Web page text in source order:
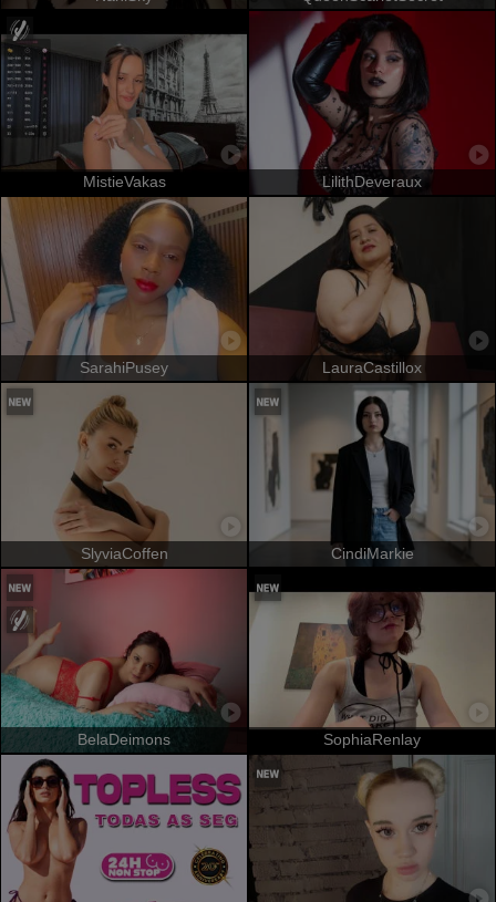
MistieVakas LilithDeveraux
SarahiPusey LauraCastillox
SlyviaCoffen CindiMarkie
BelaDeimons SophiaRenlay